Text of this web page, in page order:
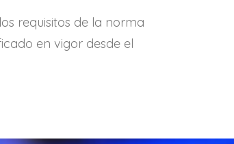
requisitos de la norma
en vigor desde el